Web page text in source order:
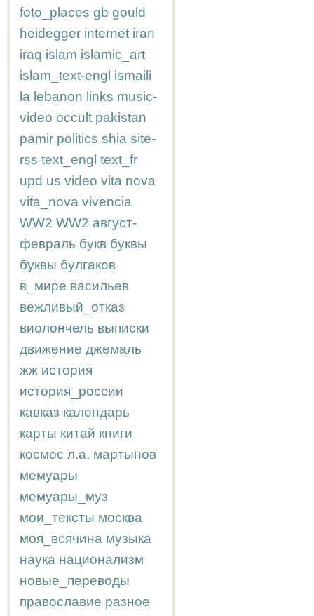
foto_places gb gould
heidegger internet iran
iraq islam islamic_art
islam_text-engl ismaili
la lebanon links music-
video occult pakistan
pamir politics shia site-
rss text_engl text_fr
upd us video vita nova
vita_nova vivencia
WW2 WW2 август-
февраль букв буквы
буквы булгаков
в_мире васильев
вежливый_отказ
виолончель выписки
движение джемаль
жж история
история_россии
кавказ календарь
карты китай книги
космос л.а. мартынов
мемуары
мемуары_муз
мои_тексты москва
моя_всячина музыка
наука национализм
новые_переводы
православие разное